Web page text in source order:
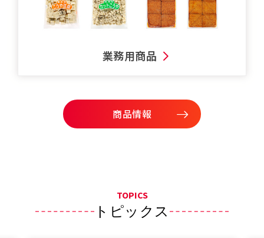
業務用商品
商品情報
TOPICS
トピックス